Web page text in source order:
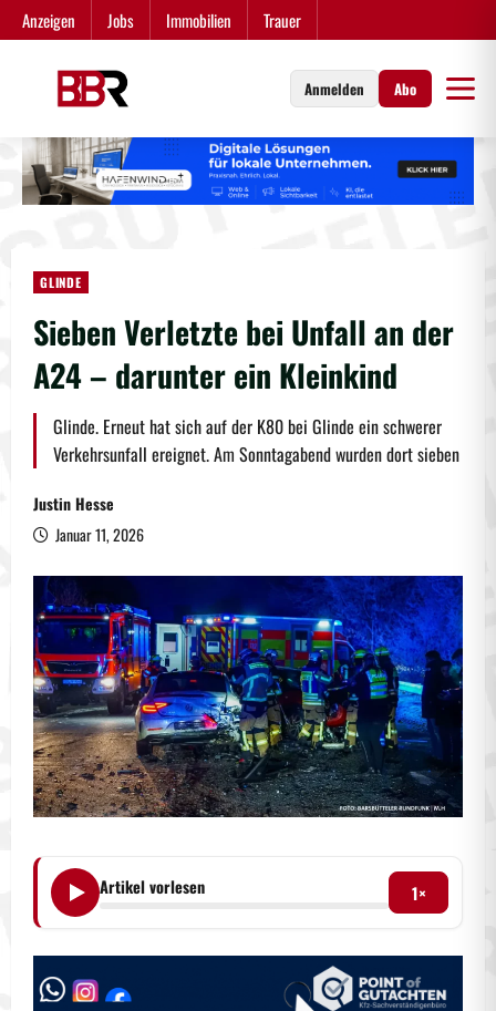
Zum
Inhalt
Anzeigen Jobs Immobilien Trauer
Anmelden Abo
GLINDE
Sieben Verletzte bei Unfall an der
A24 – darunter ein Kleinkind
Glinde. Erneut hat sich auf der K80 bei Glinde ein schwerer
Verkehrsunfall ereignet. Am Sonntagabend wurden dort sieben
Justin Hesse
Januar 11, 2026
Artikel vorlesen 1×